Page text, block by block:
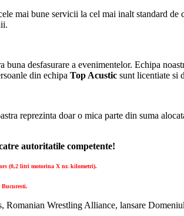
mai bune servicii la cel mai inalt standard
desfasurare a evenimentelor. Echipa
din echipa Top Acustic sunt licentiate si
reprezinta doar o mica parte din suma
autoritatile competente!
(0,2 litri motorina X nr. kilometri).
Bucuresti.
Romanian Wrestling Alliance, lansare